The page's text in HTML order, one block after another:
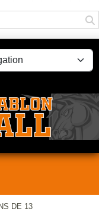
DE 13